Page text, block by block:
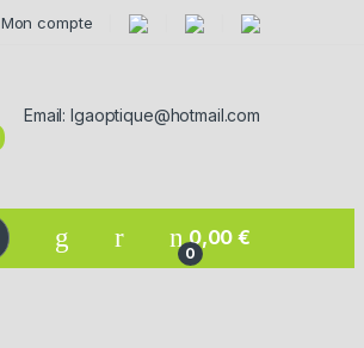
Mon compte
Email: lgaoptique@hotmail.com
0
0,00€